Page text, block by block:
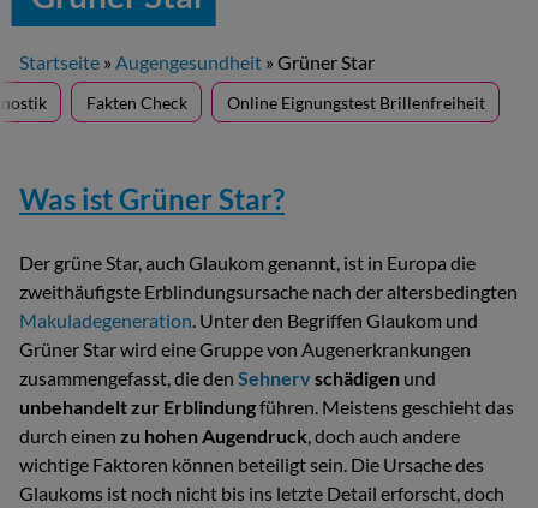
Startseite » Augengesundheit » Grüner Star
Fakten Check Online Eignungstest Brillenfreiheit
Was ist Grüner Star?
Der grüne Star, auch Glaukom genannt, ist in Europa die
zweithäufigste Erblindungsursache nach der altersbedingten
Makuladegeneration . Unter den Begriffen Glaukom und
Grüner Star wird eine Gruppe von Augener­krankungen
zusammengefasst, die den Sehnervschädigen und
unbehandelt zur Erblindungführen. Meistens geschieht das
durch einen zu hohen Augendruck , doch auch andere
wichtige Faktoren können beteiligt sein. Die Ursache des
Glaukoms ist noch nicht bis ins letzte Detail erforscht, doch